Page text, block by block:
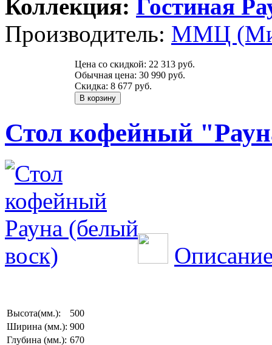
Коллекция: Гостиная
Производитель: ММЦ
Цена со скидкой: 22 313 руб.
Обычная цена: 30 990 руб.
Скидка: 8 677 руб.
Стол кофейный
Высота(мм.):
500
Ширина (мм.): 900
Глубина (мм.): 670